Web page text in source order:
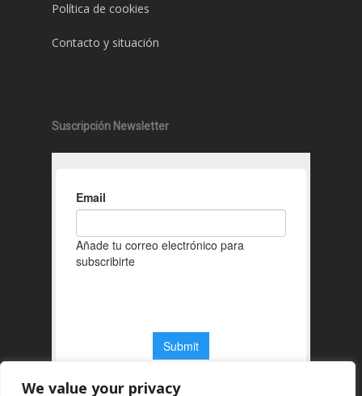
We value your privacy
Política de cookies
Contacto y situación
Suscripción Newsletter